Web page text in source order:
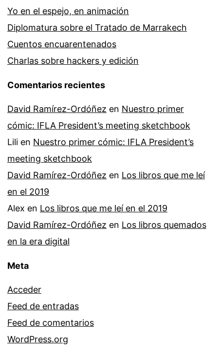
Yo en el espejo, en animación
Diplomatura sobre el Tratado de Marrakech
Cuentos encuarentenados
Charlas sobre hackers y edición
Comentarios recientes
David Ramírez-Ordóñez en Nuestro primer
cómic: IFLA President’s meeting sketchbook
Lili en Nuestro primer cómic: IFLA President’s
meeting sketchbook
David Ramírez-Ordóñez en Los libros que me leí
en el 2019
Alex en Los libros que me leí en el 2019
David Ramírez-Ordóñez en Los libros quemados
en la era digital
Meta
Acceder
Feed de entradas
Feed de comentarios
WordPress.org